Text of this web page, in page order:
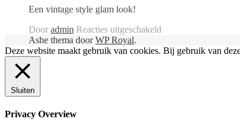
Een vintage style glam look!
Door admin Reacties uitgeschakeld
style
Ashe thema doorWP Royal.
Deze website maakt gebruik van cookies. Bij gebruik van
Sluiten
Privacy Overview